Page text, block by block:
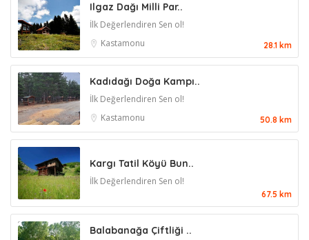
Ilgaz Dağı Milli Par..
İlk Değerlendiren Sen ol!
Kastamonu
28.1 km
Kadıdağı Doğa Kampı..
İlk Değerlendiren Sen ol!
Kastamonu
50.8 km
Kargı Tatil Köyü Bun..
İlk Değerlendiren Sen ol!
67.5 km
Balabanağa Çiftliği ..